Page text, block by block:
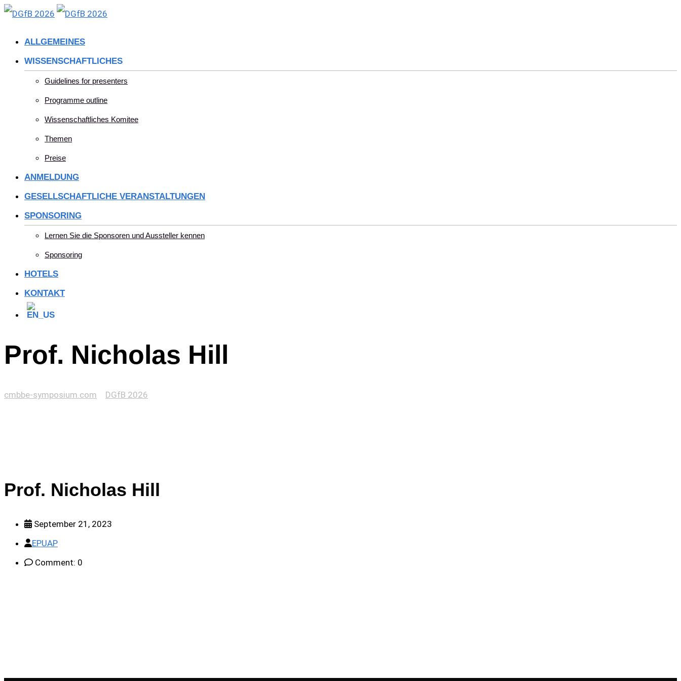
Skip
ALLGEMEINES
WISSENSCHAFTLICHES
Guidelines for presenters
Programme outline
Wissenschaftliches Komitee
Themen
Preise
ANMELDUNG
GESELLSCHAFTLICHE VERANSTALTUNGEN
SPONSORING
Lernen Sie die Sponsoren und Aussteller kennen
Sponsoring
HOTELS
KONTAKT
Prof. Nicholas Hill
cmbbe-symposium.com DGfB 2026
Prof. Nicholas Hill
September 21, 2023
EPUAP
Comment: 0